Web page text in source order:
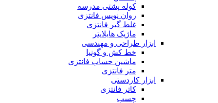
کوله پشتی مدرسه
روان نویس فانتزی
غلط گیر فانتزی
ماژیک هایلایتر
ابزار طراحی و مهندسی
خط کش و گونیا
ماشین حساب فانتزی
متر فانتزی
ابزار کاردستی
کاتر فانتزی